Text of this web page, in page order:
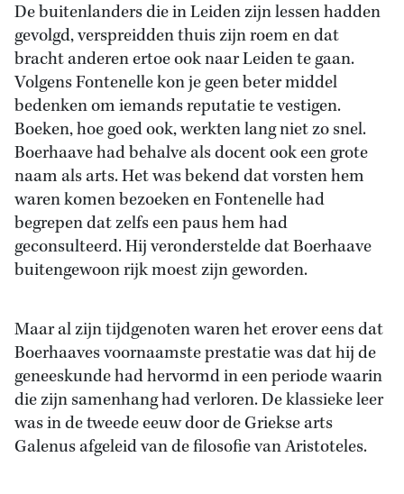
De buitenlanders die in Leiden zijn lessen hadden
gevolgd, verspreidden thuis zijn roem en dat
bracht anderen ertoe ook naar Leiden te gaan.
Volgens Fontenelle kon je geen beter middel
bedenken om iemands reputatie te vestigen.
Boeken, hoe goed ook, werkten lang niet zo snel.
Boerhaave had behalve als docent ook een grote
naam als arts. Het was bekend dat vorsten hem
waren komen bezoeken en Fontenelle had
begrepen dat zelfs een paus hem had
geconsulteerd. Hij veronderstelde dat Boerhaave
buitengewoon rijk moest zijn geworden.
Maar al zijn tijdgenoten waren het erover eens dat
Boerhaaves voornaamste prestatie was dat hij de
geneeskunde had hervormd in een periode waarin
die zijn samenhang had verloren. De klassieke leer
was in de tweede eeuw door de Griekse arts
Galenus afgeleid van de filosofie van Aristoteles.